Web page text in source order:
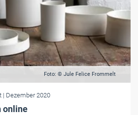
Foto: © Jule Felice Frommelt
| Dezember 2020
online